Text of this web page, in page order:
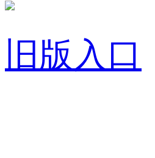
旧版入口